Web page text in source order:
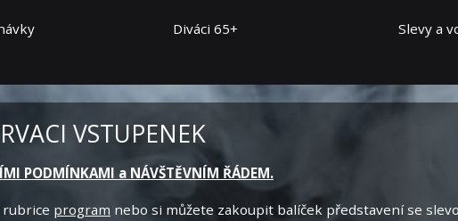
Diváci 65+ Slevy a
VSTUPENEK
PODMÍNKAMI a NÁVŠTĚVNÍM ŘÁDEM.
rubrice program nebo si můžete zakoupit balíček představení se